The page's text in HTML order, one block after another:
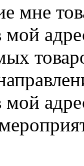
мне
мой
мой